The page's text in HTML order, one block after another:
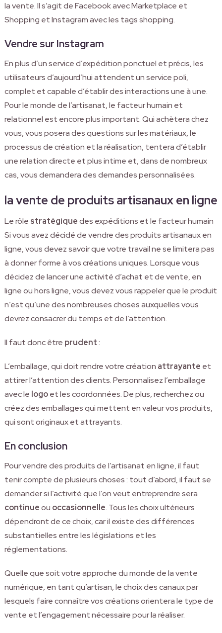
la vente. Il s’agit de Facebook avec Marketplace et
Shopping et Instagram avec les tags shopping.
Vendre sur Instagram
En plus d’un service d’expédition ponctuel et précis, les
utilisateurs d’aujourd’hui attendent un service poli,
complet et capable d’établir des interactions une à une.
Pour le monde de l’artisanat, le facteur humain et
relationnel est encore plus important. Qui achètera chez
vous, vous posera des questions sur les matériaux, le
processus de création et la réalisation, tentera d’établir
une relation directe et plus intime et, dans de nombreux
cas, vous demandera des demandes personnalisées.
la vente de produits artisanaux en ligne
Le rôle stratégiquedes expéditions et le facteur humain
Si vous avez décidé de vendre des produits artisanaux en
ligne, vous devez savoir que votre travail ne se limitera pas
à donner forme à vos créations uniques. Lorsque vous
décidez de lancer une activité d’achat et de vente, en
ligne ou hors ligne, vous devez vous rappeler que le produit
n’est qu’une des nombreuses choses auxquelles vous
devrez consacrer du temps et de l’attention.
Il faut donc être prudent:
L’emballage, qui doit rendre votre création attrayante et
attirer l’attention des clients. Personnalisez l’emballage
avec le logoet les coordonnées. De plus, recherchez ou
créez des emballages qui mettent en valeur vos produits,
qui sont originaux et attrayants.
En conclusion
Pour vendre des produits de l’artisanat en ligne, il faut
tenir compte de plusieurs choses : tout d’abord, il faut se
demander si l’activité que l’on veut entreprendre sera
continueou occasionnelle. Tous les choix ultérieurs
dépendront de ce choix, car il existe des différences
substantielles entre les législations et les
réglementations.
Quelle que soit votre approche du monde de la vente
numérique, en tant qu’artisan, le choix des canaux par
lesquels faire connaître vos créations orientera le type de
vente et l’engagement nécessaire pour la réaliser.